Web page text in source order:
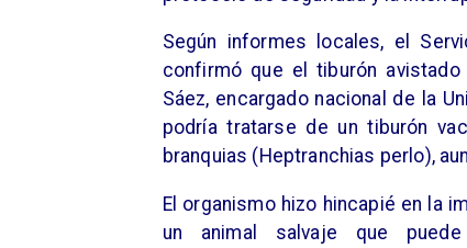
Según informes locales, el
confirmó que el tiburón
Sáez, encargado nacional de la
podría tratarse de un tiburón
branquias (Heptranchias perlo),
El organismo hizo hincapié en la
un animal salvaje que